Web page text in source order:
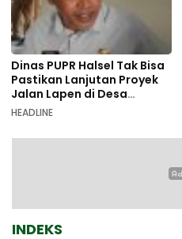
Dinas PUPR Halsel Tak Bisa
Pastikan Lanjutan Proyek
Jalan Lapen di Desa
Sambiki
HEADLINE
INDEKS